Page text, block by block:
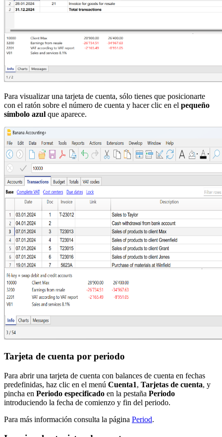
Para visualizar una tarjeta de cuenta, sólo tienes que posicionarte
con el ratón sobre el número de cuenta y hacer clic en el pequeño
símbolo azul que aparece.
Tarjeta de cuenta por periodo
Para abrir una tarjeta de cuenta con balances de cuenta en fechas
predefinidas, haz clic en el menú Cuenta1, Tarjetas de cuenta, y
pincha en Periodo especificado en la pestaña Periodo
introduciendo la fecha de comienzo y fin del periodo.
Para más información consulta la página Period.